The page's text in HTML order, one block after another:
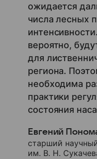
ожидается
числа лесных
вероятно,
для
региона.
необходима
практики
состояния
Евгений
старший
им. В. Н.